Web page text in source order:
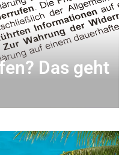
Das geht